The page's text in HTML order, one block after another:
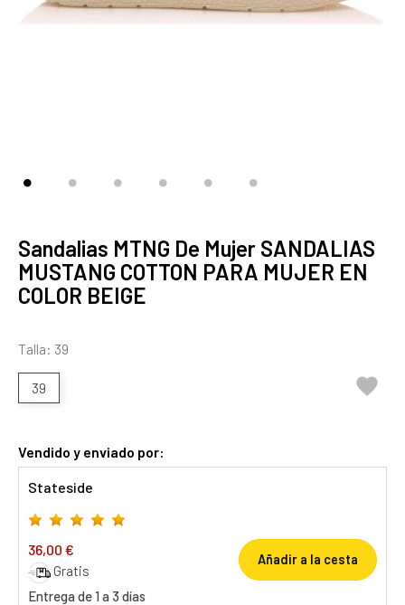
Sandalias MTNG De Mujer SANDALIAS
MUSTANG COTTON PARA MUJER EN
COLOR BEIGE
Talla: 39
39 
Vendido y enviado por:
Stateside
36,00 €
Gratis
Entrega de 1 a 3 días
Añadir a la cesta